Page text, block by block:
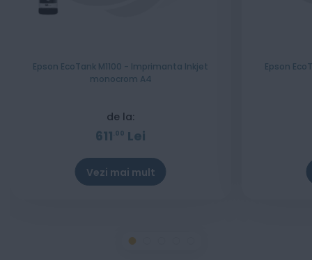
Epson EcoTank M1100 - Imprimanta Inkjet
monocrom A4
de la:
611 00 Lei
Vezi mai mult
Epson